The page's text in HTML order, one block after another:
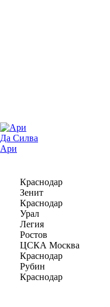
Да Силва
Ари
Краснодар
Зенит
Краснодар
Урал
Легия
Ростов
ЦСКА Москва
Краснодар
Рубин
Краснодар